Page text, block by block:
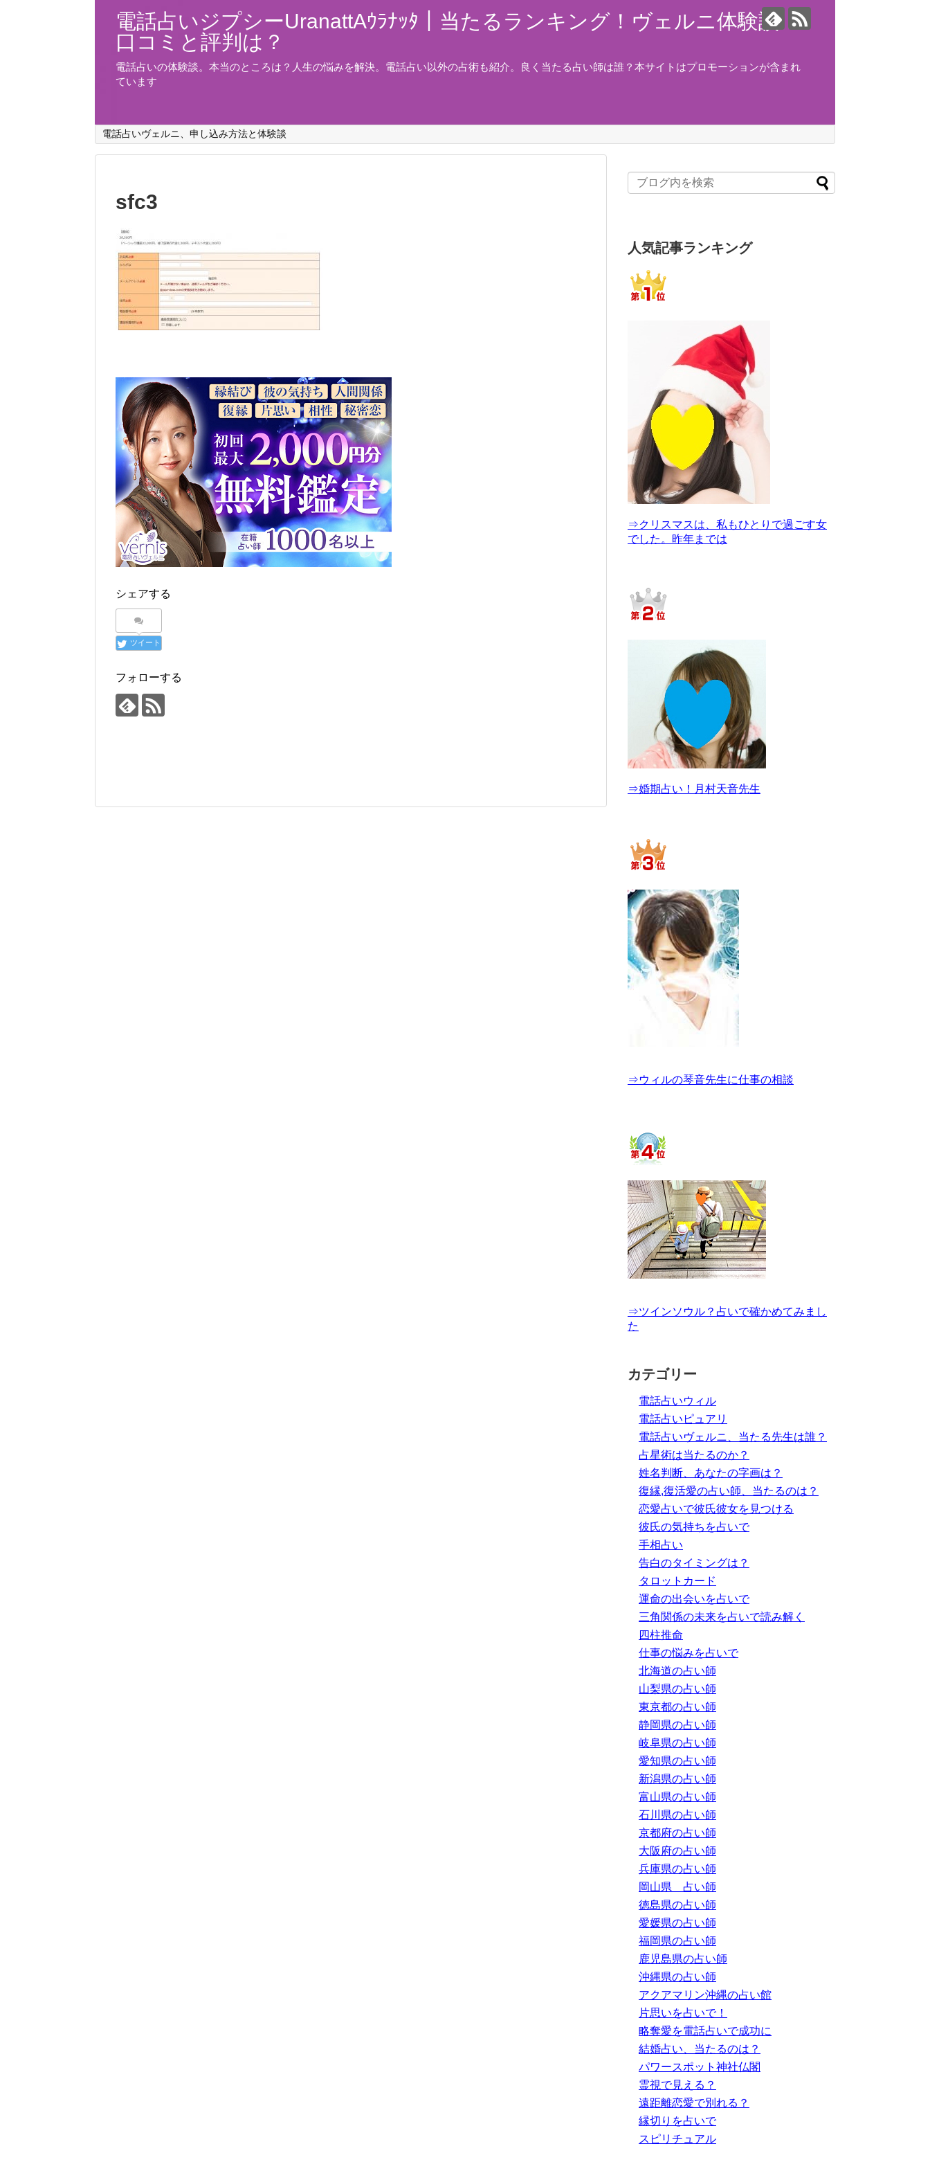
電話占いジプシーUranattAｳﾗﾅｯﾀ｜当たるランキング！ヴェルニ体験談！
口コミと評判は？
電話占いの体験談。本当のところは？人生の悩みを解決。電話占い以外の占術も紹介。良く当たる占い師は誰？本サイトはプロモーションが含まれ
ています
電話占いヴェルニ、申し込み方法と体験談
sfc3
シェアする
ツイート
フォローする
人気記事ランキング
⇒クリスマスは、私もひとりで過ごす女
でした。昨年までは
⇒婚期占い！月村天音先生
⇒ウィルの琴音先生に仕事の相談
⇒ツインソウル？占いで確かめてみまし
た
カテゴリー
電話占いウィル
電話占いピュアリ
電話占いヴェルニ、当たる先生は誰？
占星術は当たるのか？
姓名判断、あなたの字画は？
復縁,復活愛の占い師、当たるのは？
恋愛占いで彼氏彼女を見つける
彼氏の気持ちを占いで
手相占い
告白のタイミングは？
タロットカード
運命の出会いを占いで
三角関係の未来を占いで読み解く
四柱推命
仕事の悩みを占いで
北海道の占い師
山梨県の占い師
東京都の占い師
静岡県の占い師
岐阜県の占い師
愛知県の占い師
新潟県の占い師
富山県の占い師
石川県の占い師
京都府の占い師
大阪府の占い師
兵庫県の占い師
岡山県 占い師
徳島県の占い師
愛媛県の占い師
福岡県の占い師
鹿児島県の占い師
沖縄県の占い師
アクアマリン沖縄の占い館
片思いを占いで！
略奪愛を電話占いで成功に
結婚占い、当たるのは？
パワースポット神社仏閣
霊視で見える？
遠距離恋愛で別れる？
縁切りを占いで
スピリチュアル